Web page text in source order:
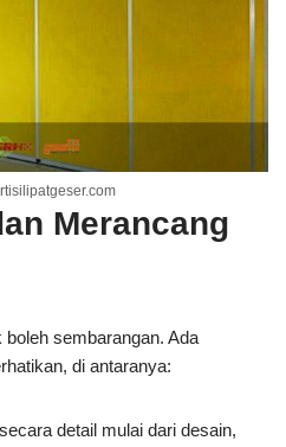
Merancang
sembarangan. Ada
di antaranya:
detail mulai dari desain,